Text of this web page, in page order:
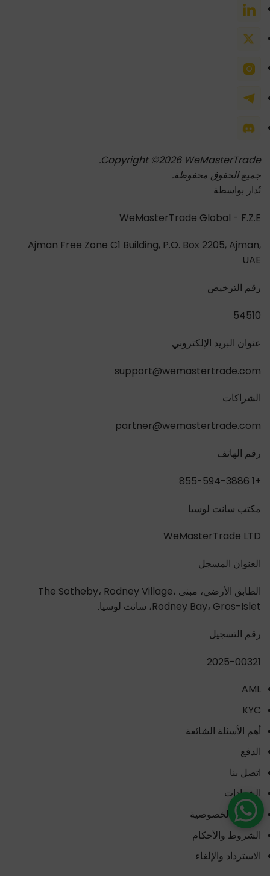
Copyright ©2026 WeMasterTrade.
جميع الحقوق محفوظة.
تُدار بواسطة
WeMasterTrade Global - F.Z.E
Ajman Free Zone C1 Building, P.O. Box 2205, Ajman,
UAE
رقم الترخيص
54510
عنوان البريد الإلكتروني
support@wemastertrade.com
الشراكات
partner@wemastertrade.com
رقم الهاتف
+1 855-594-3886
مكتب سانت لوسيا
WeMasterTrade LTD
العنوان المسجل
الطابق الأرضي، مبنى The Sotheby، Rodney Village،
Rodney Bay، Gros-Islet، سانت لوسيا.
رقم التسجيل
2025-00321
AML
KYC
أهم الأسئلة الشائعة
الدفع
اتصل بنا
الشهادات
سياسة الخصوصية
الشروط والأحكام
الاسترداد والإلغاء